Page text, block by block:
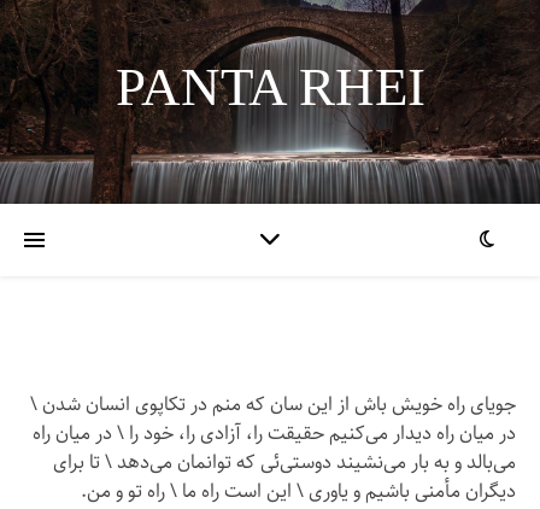
PANTA RHEI
جویای راه خویش باش از این سان که منم در تکاپوی انسان شدن \
در میان راه دیدار می‌کنیم حقیقت را، آزادی را، خود را \ در میان راه
می‌بالد و به بار می‌نشیند دوستی‌ئی که توانمان می‌دهد \ تا برای
دیگران مأمنی باشیم و یاوری \ این است راه ما \ راه تو و من.